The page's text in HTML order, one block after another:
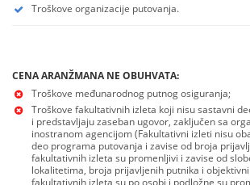
Troškove organizacije putovanja.
CENA ARANŽMANA NE OBUHVATA:
Troškove međunarodnog putnog osiguranja;
Troškove fakultativnih izleta koji nisu sastavni
i predstavljaju zaseban ugovor, zaključen sa
inostranom agencijom (Fakultativni izleti nisu
deo programa putovanja i zavise od broja
fakultativnih izleta su promenljivi i zavise od
lokalitetima, broja prijavljenih putnika i
fakultativnih izleta su po osobi i podložne su